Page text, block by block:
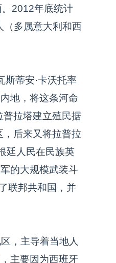
2012年底统计
（多属意大利和西
蒂安·卡沃托率
地，将这条河命
拉塔建立殖民据
后来又将拉普拉
廷人民在民族英
的大规模武装斗
联邦共和国，并
，主导着当地人
主要因为西班牙